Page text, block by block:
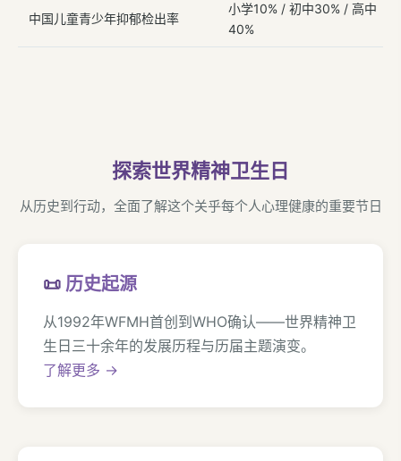
中国儿童青少年抑郁检出率
小学10% / 初中30% / 高中
40%
探索世界精神卫生日
从历史到行动，全面了解这个关乎每个人心理健康的重要节日
📜 历史起源
从1992年WFMH首创到WHO确认——世界精神卫
生日三十余年的发展历程与历届主题演变。
了解更多 →